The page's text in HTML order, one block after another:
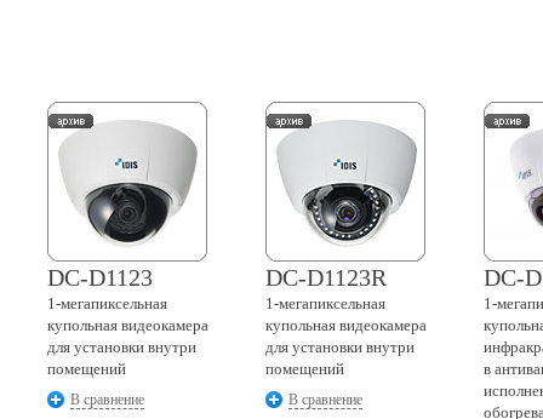
DC-D1123
1-мегапиксельная
купольная видеокамера
для установки внутри
помещений
В сравнение
DC-D1123R
1-мегапиксельная
купольная видеокамера
для установки внутри
помещений
В сравнение
DC-
1-
в